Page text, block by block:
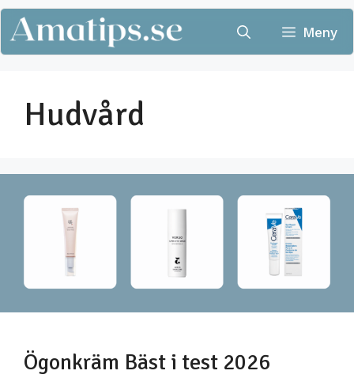
Hoppa
till
innehåll
Meny
Hudvård
Ögonkräm Bäst i test 2026